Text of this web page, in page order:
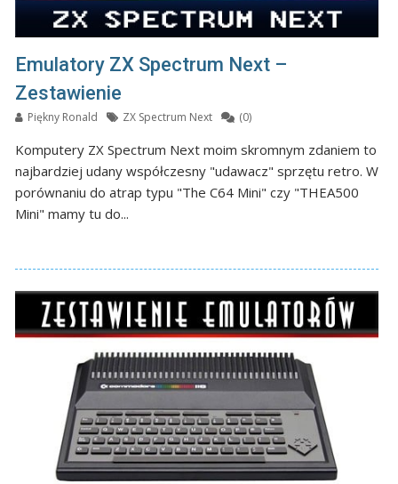
Emulatory ZX Spectrum Next –
Zestawienie
Piękny Ronald ZX Spectrum Next (0)
Komputery ZX Spectrum Next moim skromnym zdaniem to
najbardziej udany współczesny "udawacz" sprzętu retro. W
porównaniu do atrap typu "The C64 Mini" czy "THEA500
Mini" mamy tu do...